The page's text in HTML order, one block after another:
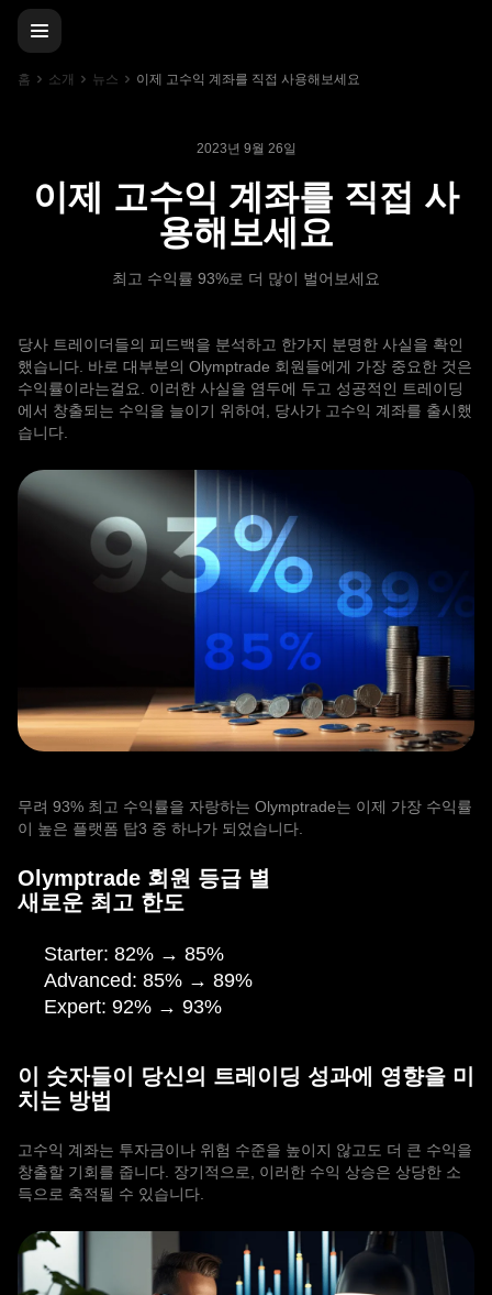
홈 소개 뉴스 이제 고수익 계좌를 직접 사용해보세요
2023년 9월 26일
이제 고수익 계좌를 직접 사
용해보세요
최고 수익률 93%로 더 많이 벌어보세요
당사 트레이더들의 피드백을 분석하고 한가지 분명한 사실을 확인
했습니다. 바로 대부분의 Olymptrade 회원들에게 가장 중요한 것은
수익률이라는걸요. 이러한 사실을 염두에 두고 성공적인 트레이딩
에서 창출되는 수익을 늘이기 위하여, 당사가 고수익 계좌를 출시했
습니다.
무려 93% 최고 수익률을 자랑하는 Olymptrade는 이제 가장 수익률
이 높은 플랫폼 탑3 중 하나가 되었습니다.
Olymptrade 회원 등급 별
새로운 최고 한도
Starter: 82% → 85%
Advanced: 85% → 89%
Expert: 92% → 93%
이 숫자들이 당신의 트레이딩 성과에 영향을 미
치는 방법
고수익 계좌는 투자금이나 위험 수준을 높이지 않고도 더 큰 수익을
창출할 기회를 줍니다. 장기적으로, 이러한 수익 상승은 상당한 소
득으로 축적될 수 있습니다.